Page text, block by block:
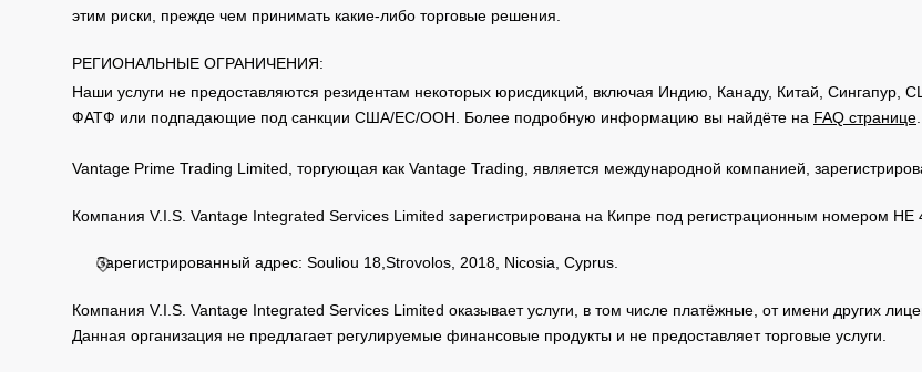
этим риски, прежде чем принимать какие-либо торговые решения.
РЕГИОНАЛЬНЫЕ ОГРАНИЧЕНИЯ:
Наши услуги не предоставляются резидентам некоторых юрисдикций, включая Индию, Канаду, Китай,
ФАТФ или подпадающие под санкции США/ЕС/ООН. Более подробную информацию вы найдёте на FAQ странице
Vantage Prime Trading Limited, торгующая как Vantage Trading, является международной компанией,
Компания V.I.S. Vantage Integrated Services Limited зарегистрирована на Кипре под регистрационным номером HE
Зарегистрированный адрес: Souliou 18,Strovolos, 2018, Nicosia, Cyprus.
Компания V.I.S. Vantage Integrated Services Limited оказывает услуги, в том числе платёжные, от имени других
Данная организация не предлагает регулируемые финансовые продукты и не предоставляет торговые услуги.